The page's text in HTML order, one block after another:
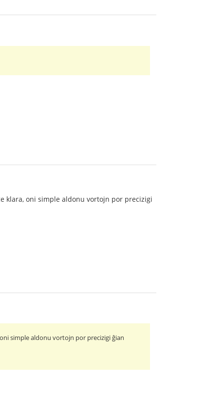
klara, oni simple aldonu vortojn por precizigi
simple aldonu vortojn por precizigi ĝian